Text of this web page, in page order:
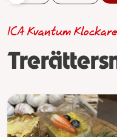
ICA Kvantum